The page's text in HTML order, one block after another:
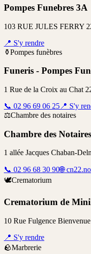
Pompes Funebres 3A
103 RUE JULES FERRY
📍 S'y rendre
⚱️Pompes funèbres
Funeris - Pompes
1 Rue de la Croix au Chat
📞 02 96 69 06 25 📍 S'y
⚖️Chambre des notaires
Chambre des
1 allée Jacques Chaban-
📞 02 96 68 30 90🌐
🕊️Crematorium
Crematorium de
10 Rue Fulgence
📍 S'y rendre
🪨Marbrerie